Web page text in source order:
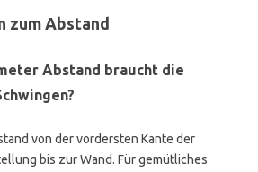
zum Abstand
Abstand braucht die
von der vordersten Kante der
bis zur Wand. Für gemütliches